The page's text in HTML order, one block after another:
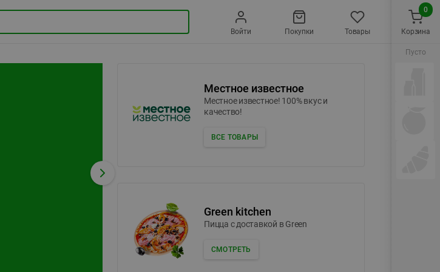
Войти Покупки Товары
Местное известное
Местное известное! 100% вкус и
качество!
ВСЕ ТОВАРЫ
Green kitchen
Пицца c доставкой в Green
СМОТРЕТЬ
Корзина
0
Пусто